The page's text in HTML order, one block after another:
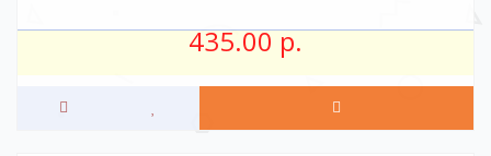
435.00 р.